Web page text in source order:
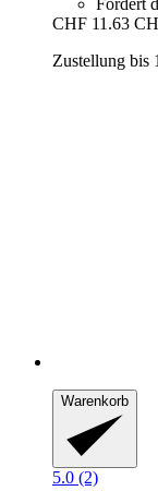
CHF 11.63
Zustellung bis
Warenkorb
5.0 (2)